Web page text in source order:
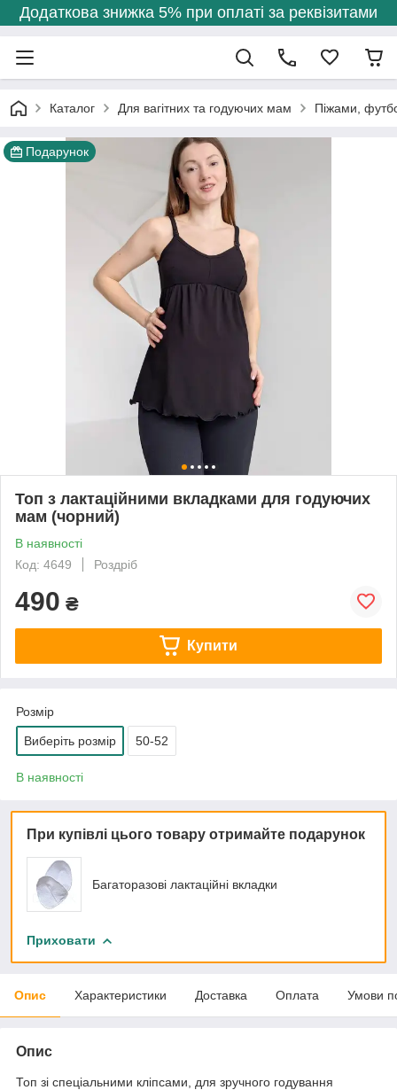
Додаткова знижка 5% при оплаті за реквізитами
Каталог Для вагітних та годуючих мам Піжами,
Подарунок
Топ з лактаційними вкладками для годуючих
мам (чорний)
В наявності
Код: 4649
Роздріб
490 ₴
Купити
Розмір
Виберіть розмір 50-52
В наявності
При купівлі цього товару отримайте подарунок
Багаторазові лактаційні вкладки
Приховати
Опис Характеристики Доставка Оплата Умови
Опис
Топ зі спеціальними кліпсами, для зручного годування